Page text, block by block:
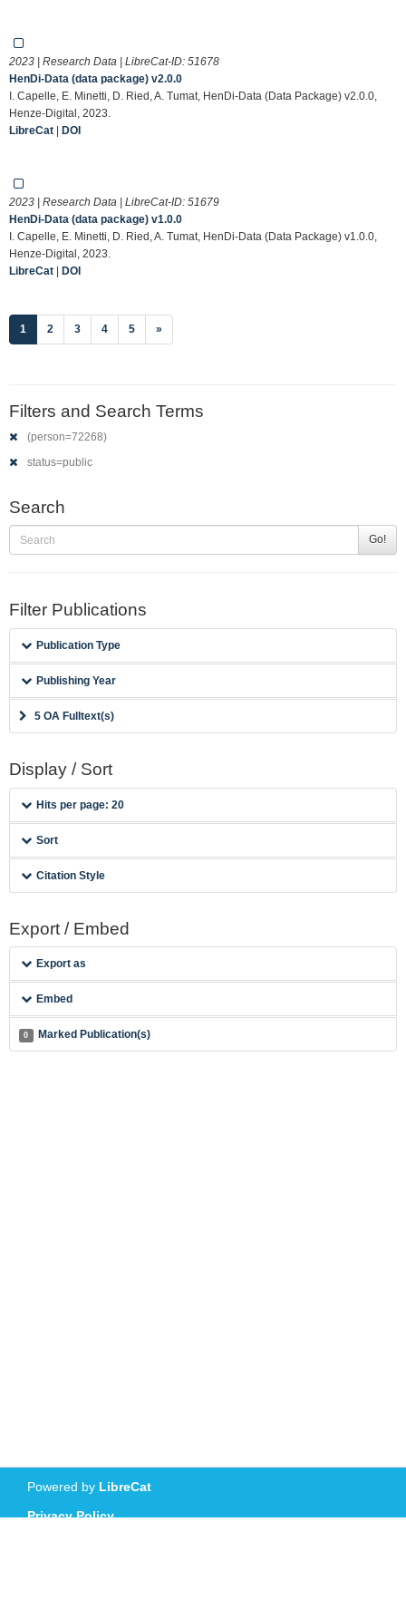
2023 | Research Data | LibreCat-ID: 51678
HenDi-Data (data package) v2.0.0
I. Capelle, E. Minetti, D. Ried, A. Tumat, HenDi-Data (Data Package) v2.0.0,
Henze-Digital, 2023.
LibreCat | DOI
2023 | Research Data | LibreCat-ID: 51679
HenDi-Data (data package) v1.0.0
I. Capelle, E. Minetti, D. Ried, A. Tumat, HenDi-Data (Data Package) v1.0.0,
Henze-Digital, 2023.
LibreCat | DOI
1 (current)
2 3 4 5 »
Filters and Search Terms
(person=72268)
status=public
Search
Go!
Filter Publications
Publication Type
Publishing Year
5 OA Fulltext(s)
Display / Sort
Hits per page: 20
Sort
Citation Style
Export / Embed
Export as
Embed
0 Marked Publication(s)
Powered by LibreCat
Privacy Policy